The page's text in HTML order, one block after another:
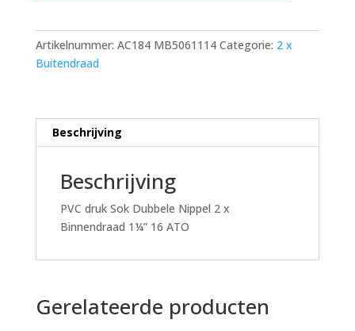
x
Buitendraad
1¼"
Artikelnummer: AC184 MB5061114 Categorie: 2 x
Buitendraad
Beschrijving
Beschrijving
PVC druk Sok Dubbele Nippel 2 x
Binnendraad 1¼” 16 ATO
Gerelateerde producten